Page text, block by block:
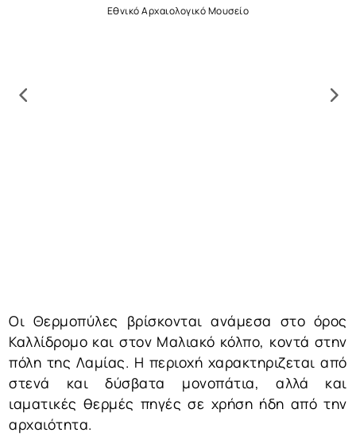
Εθνικό Αρχαιολογικό Μουσείο
Οι Θερμοπύλες βρίσκονται ανάμεσα στο όρος
Καλλίδρομο και στον Μαλιακό κόλπο, κοντά στην
πόλη της Λαμίας. Η περιοχή χαρακτηριζεται από
στενά και δύσβατα μονοπάτια, αλλά και
ιαματικές θερμές πηγές σε χρήση ήδη από την
αρχαιότητα.